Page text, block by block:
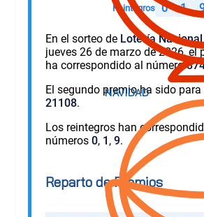
Reintegros 0 1
En el sorteo de Lotería Nacional
jueves 26 de marzo de 2026, el
ha correspondido al número
El segundo premio ha sido
21108.
Los reintegros han
números 0, 1 , 9.
Reparto de Premios